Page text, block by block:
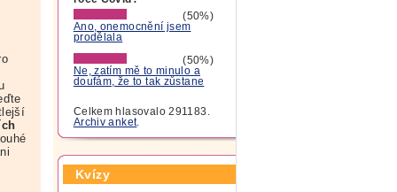
(50%)
Ano, onemocnění jsem
prodělala
(50%)
Ne, zatím mě to minulo a
doufám, že to tak zůstane
Celkem hlasovalo 291183.
Archiv anket.
Kvízy